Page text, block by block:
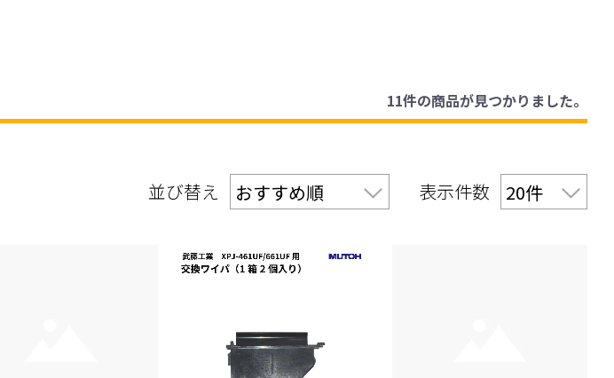
11件の商品が見つかりました。
並び替え 表示件数